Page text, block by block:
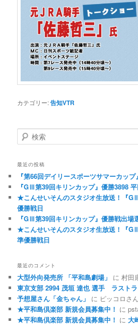
カテゴリー:告知VTR
検索
最近の投稿
『第66回デイリースポーツサマーカッ
『GⅢ第39回キリンカップ』優勝3898
★こんせいそんのスタジオ生放送！『
優勝戦日
『GⅢ第39回キリンカップ』優勝戦出場
★こんせいそんのスタジオ生放送！『
準優勝戦日
最近のコメント
大型外向発売所 「平和島劇場」 に村田
東京支部 2994 茂垣 達也 選手 ラスト
予想屋さん「金ちゃん」
に ピッコロさん
★平和島倶楽部 新規会員募集中！ に
★平和島倶楽部 新規会員募集中！ に大